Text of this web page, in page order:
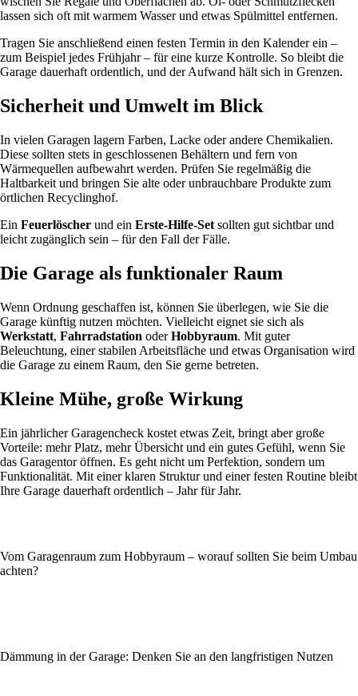
lassen sich oft mit warmem Wasser und etwas Spülmittel entfernen.
Tragen Sie anschließend einen festen Termin in den Kalender ein –
zum Beispiel jedes Frühjahr – für eine kurze Kontrolle. So bleibt die
Garage dauerhaft ordentlich, und der Aufwand hält sich in Grenzen.
Sicherheit und Umwelt im Blick
In vielen Garagen lagern Farben, Lacke oder andere Chemikalien.
Diese sollten stets in geschlossenen Behältern und fern von
Wärmequellen aufbewahrt werden. Prüfen Sie regelmäßig die
Haltbarkeit und bringen Sie alte oder unbrauchbare Produkte zum
örtlichen Recyclinghof.
Ein Feuerlöscher und ein Erste-Hilfe-Set sollten gut sichtbar und
leicht zugänglich sein – für den Fall der Fälle.
Die Garage als funktionaler Raum
Wenn Ordnung geschaffen ist, können Sie überlegen, wie Sie die
Garage künftig nutzen möchten. Vielleicht eignet sie sich als
Werkstatt, Fahrradstation oderHobbyraum. Mit guter
Beleuchtung, einer stabilen Arbeitsfläche und etwas Organisation wird
die Garage zu einem Raum, den Sie gerne betreten.
Kleine Mühe, große Wirkung
Ein jährlicher Garagencheck kostet etwas Zeit, bringt aber große
Vorteile: mehr Platz, mehr Übersicht und ein gutes Gefühl, wenn Sie
das Garagentor öffnen. Es geht nicht um Perfektion, sondern um
Funktionalität. Mit einer klaren Struktur und einer festen Routine bleibt
Ihre Garage dauerhaft ordentlich – Jahr für Jahr.
Vom Garagenraum zum Hobbyraum – worauf sollten Sie beim Umbau
achten?
Dämmung in der Garage: Denken Sie an den langfristigen Nutzen